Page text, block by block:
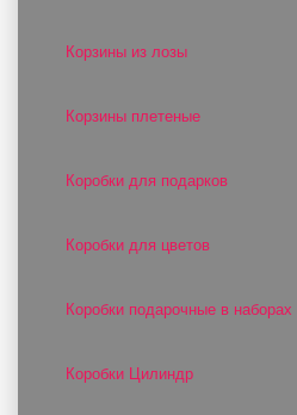
Корзины из лозы
Корзины плетеные
Коробки для подарков
Коробки для цветов
Коробки подарочные в наборах
Коробки Цилиндр